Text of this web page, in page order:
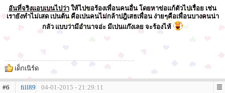
อันที่จริงเเอบเบนไปว่า ให้ไปขอร้องเพื่อนคนอื่น โดยหาข่อแก้ตัวไปเรื่อย เช่น
เรายังทำไม่เสด เปนต้น คือเปนคนไม่กล้าปฎิเสธเพื่อน ง่ายๆคือเพื่อนบางคนน่า
กลัว แบบว่ามีอำนาจอ่ะ มีเปนเเก๊งเลย จะร้องไห้
เด็กเนิร์ด
#6 fill89
04-01-2015 - 21:29:11